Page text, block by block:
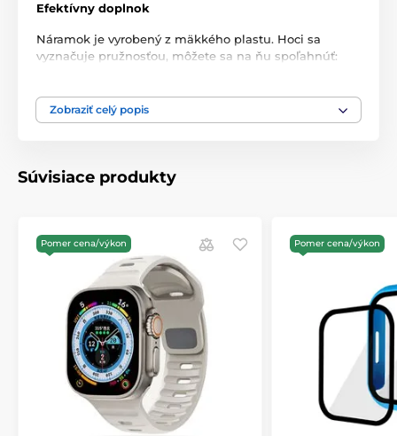
Efektívny doplnok
Náramok je vyrobený z mäkkého plastu. Hoci sa
vyznačuje pružnosťou, môžete sa na ňu spoľahnúť:
oblečenia.
Náramok je vyrobený na mieru. To znamená, že riadne
priľne k obalu zariadenia, v ničom si nezadá s
Nastaviteľný rozmer
Tradičný nastaviteľný remienok je možné presne
prispôsobiť vašim potrebám. Nemusíte sa tak obávať,
že by ste zariadenie stratili. Zapínanie remienka aj
zapínanie priamo na hodinky sú odolné.
Nielen ozdoba
Bol vyrobený z veľmi pevného plastu. To znamená, že
dlho vydrží a nezmení svoj pôvodný tvar ani farbu. Aj
keď s vami môže zostať po celé roky, nie je problém
zmeniť vzor, kedykoľvek sa vám zachce.
Zobraziť celý popis
Súvisiace produkty
Pomer cena/výkon Pomer cena/výkon